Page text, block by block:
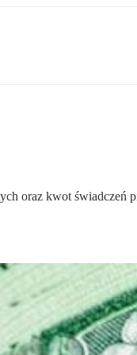
oraz kwot świadczeń